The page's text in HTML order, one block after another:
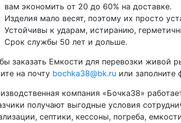
вам экономить от 20 до 60% на доставке.
Изделия мало весят, поэтому их просто
Устойчивы к ударам, истиранию,
Срок службы 50 лет и дольше.
заказать Емкости для перевозки живой
на почту bochka38@bk.ru или заполните
компания «Бочка38»
получают выгодные условия
септики, кессоны, погреба,